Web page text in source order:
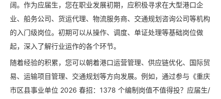
阔。作为应届生，您在职业发展初期，应积极寻求在大型港口企
业、船务公司、货运代理、物流服务商、交通规划咨询公司等机构
的入门级岗位。初期可以从操作、调度、单证处理等基础岗位做
起，深入了解行业运作的各个环节。
随着经验的积累，您可以朝着港口运营管理、供应链优化、国际贸
易、运输项目管理、交通规划等方向发展。例如，通过参与《重庆
市区县事业单位 2026 春招：1378 个编制岗值不值得投？应届生/